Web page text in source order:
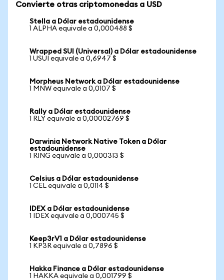
Convierte otras criptomonedas a USD
Stella a Dólar estadounidense
1 ALPHA equivale a 0,000488 $
Wrapped SUI (Universal) a Dólar estadounidense
1 USUI equivale a 0,6947 $
Morpheus Network a Dólar estadounidense
1 MNW equivale a 0,0107 $
Rally a Dólar estadounidense
1 RLY equivale a 0,00002769 $
Darwinia Network Native Token a Dólar
estadounidense
1 RING equivale a 0,000313 $
Celsius a Dólar estadounidense
1 CEL equivale a 0,0114 $
IDEX a Dólar estadounidense
1 IDEX equivale a 0,000745 $
Keep3rV1 a Dólar estadounidense
1 KP3R equivale a 0,7896 $
Hakka Finance a Dólar estadounidense
1 HAKKA equivale a 0,001799 $